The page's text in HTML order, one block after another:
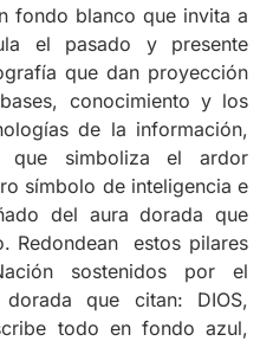
fondo blanco que invita a
el pasado y presente
que dan proyección
conocimiento y los
de la información,
que simboliza el ardor
símbolo de inteligencia e
del aura dorada que
Redondean estos pilares
sostenidos por el
que citan: DIOS,
todo en fondo azul,